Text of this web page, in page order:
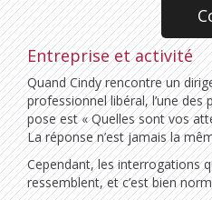
Entreprise et activité
Quand Cindy rencontre un
professionnel libéral, l’une
pose est « Quelles sont vos
La réponse n’est jamais la
Cependant, les interrogations
ressemblent, et c’est bien